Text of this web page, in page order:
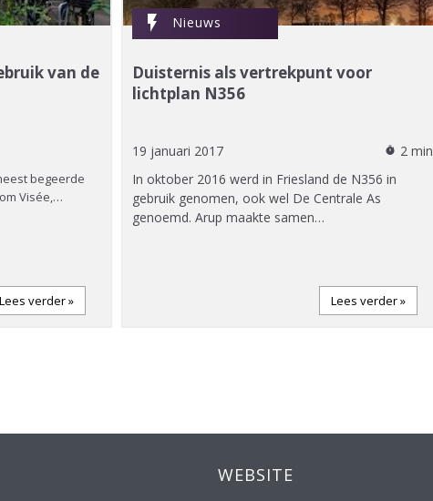
van de
begeerde
Visée,…
Lees verder »
flash_on Nieuws
Duisternis als vertrekpunt voor
lichtplan N356
19 januari 2017 timer 2 min
In oktober 2016 werd in Friesland de N356 in
gebruik genomen, ook wel De Centrale As
genoemd. Arup maakte samen…
Lees verder »
WEBSITE